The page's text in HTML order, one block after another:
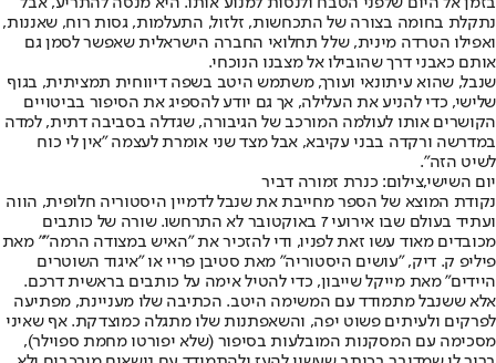
נתקלת בחומה בצורה של התכחשות, זלזול, התעלמות, גסות רוח, שאננות,
ואפילו הטרדה מינית, שלל תחלואי החברה הישראלית שאפשר לסמן גם
אותם כאבני דרך שהובילו אל מצבנו הנוכחי.
שנבל, שהוא עיתונאי ועורך, משתמש היטב בשפה דיווחית תמציתית, בגוף
שלישי, כדי להניע את העלילה, אך גם יודע להספיג את הסיפור בביטויים
הקושרים אותו לעולמה המורכב של הגיבורה, שגדלה בסביבה דתית, למדה
במדרשה ורקדה בבני עקיבא, אבל מצד שני אומרת לעצמה "אין לי כוח
לשיט הזה".
יום השישי,צילום: כנרת זמורה דביר
נקודת המוצא של הספר מחייבת את שנבל לדמיין היסטוריה חלופית, הווה
ועתיד בעולם שבו אירועי 7 באוקטובר לא התרחשו. שורה של כותבים
מכובדים מאוד עשו זאת לפניו, ודי להזכיר את "האיש במצודה הרמה״" מאת
פיליפ ק. דיק, "עושים היסטוריה" מאת סטיבן פריי או "איגוד השוטרים
היידים" מאת מייקל שייבון, כדי להטיל אימה על כותבים בראשית דרכם.
אלא ששנבל מתמודד עם המשימה היטב. הכתיבה שלו מעניינת, מפתיעה
לפרקים ולעיתים פשוט יפה, והשאפתנות שלו מתגלה כמוצדקת. אף שאיני
מסכימה עם המסקנות המובלעות בסיפור (שלא יפורטו מחמת ספוילר),